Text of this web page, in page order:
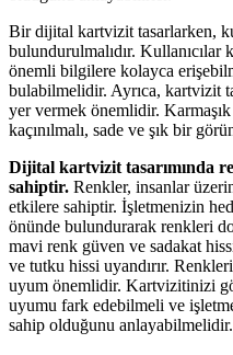
Bir dijital kartvizit tasarlarken,
bulundurulmalıdır.
önemli bilgilere kolayca
bulabilmelidir. Ayrıca, kartvizit
yer vermek önemlidir.
kaçınılmalı, sade ve şık bir
Dijital kartvizit tasarımında
sahiptir. Renkler, insanlar
etkilere sahiptir. İşletmenizin
önünde bulundurarak renkleri
mavi renk güven ve sadakat
ve tutku hissi uyandırır.
uyum önemlidir. Kartvizitinizi
uyumu fark edebilmeli ve
sahip olduğunu anlayabilmelidir.